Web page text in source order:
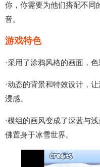
你，你需要为他们搭配不同
音。
游戏特色
·采用了涂鸦风格的画面，
·动态的背景和特效设计，
浸感。
·模组的画风变成了深蓝与
佛置身于冰雪世界。